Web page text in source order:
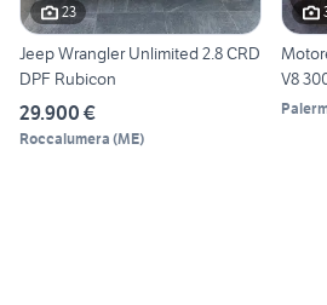
23
Jeep Wrangler Unlimited 2.8 CRD
DPF Rubicon
29.900 €
Roccalumera (ME)
V8